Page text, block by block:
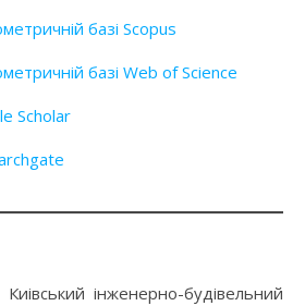
базі Scopus
базі Web of Science
Scholar
інженерно-будівельний